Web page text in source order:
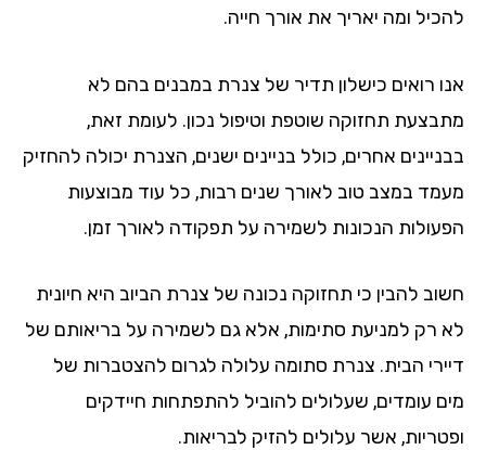
ומה יאריך את אורך חייה.
רואים כישלון תדיר של צנרת במבנים בהם לא
תחזוקה שוטפת וטיפול נכון. לעומת זאת,
אחרים, כולל בניינים ישנים, הצנרת יכולה להחזיק
במצב טוב לאורך שנים רבות, כל עוד מבוצעות
הנכונות לשמירה על תפקודה לאורך זמן.
להבין כי תחזוקה נכונה של צנרת הביוב היא חיונית
רק למניעת סתימות, אלא גם לשמירה על בריאותם של
הבית. צנרת סתומה עלולה לגרום להצטברות של
עומדים, שעלולים להוביל להתפתחות חיידקים
אשר עלולים להזיק לבריאות.